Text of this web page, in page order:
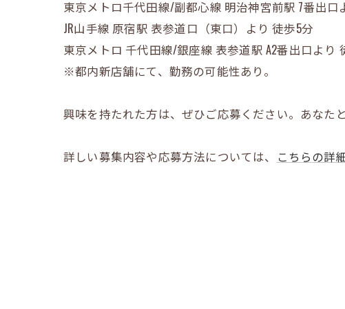
東京メトロ千代田線/副都心線 明治神宮前駅 7番出口
JR山手線 原宿駅 表参道口（東口）より 徒歩5分
東京メトロ 千代田線/銀座線 表参道駅 A2番出口より
※都内新店舗にて、勤務の可能性あり。
興味を持たれた方は、ぜひご応募ください。あなた
詳しい募集内容や応募方法については、 こちらの詳